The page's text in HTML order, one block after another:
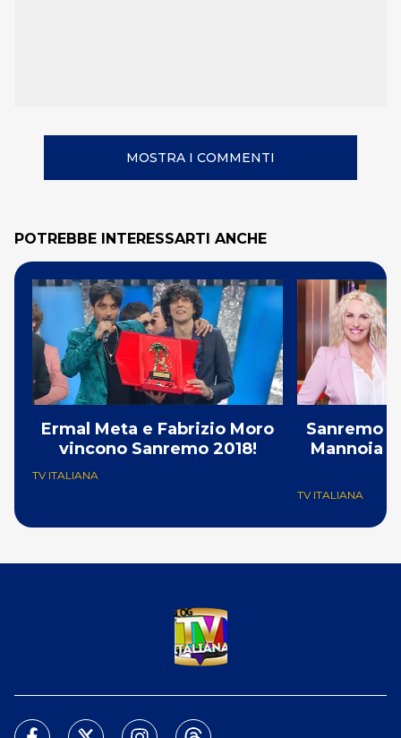
MOSTRA I COMMENTI
POTREBBE INTERESSARTI ANCHE
Ermal Meta e Fabrizio Moro
vincono Sanremo 2018!
TV ITALIANA
Sanremo
Mannoia
TV ITALIANA